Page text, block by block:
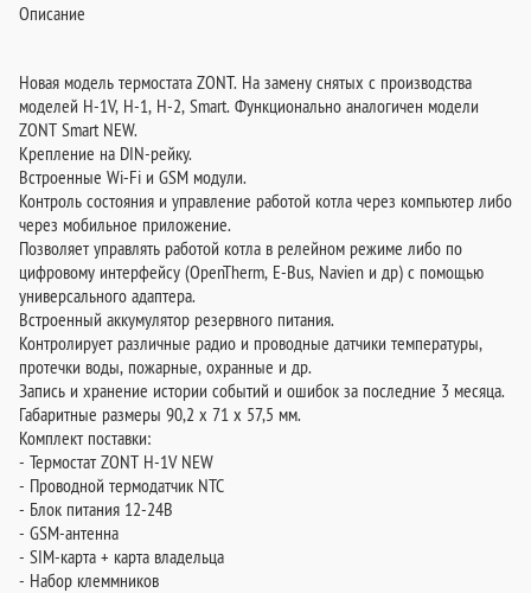
Описание
Новая модель термостата ZONT. На замену снятых с производства
моделей H-1V, H-1, H-2, Smart. Функционально аналогичен модели
ZONT Smart NEW.
Крепление на DIN-рейку.
Встроенные Wi-Fi и GSM модули.
Контроль состояния и управление работой котла через компьютер либо
через мобильное приложение.
Позволяет управлять работой котла в релейном режиме либо по
цифровому интерфейсу (OpenTherm, E-Bus, Navien и др) с помощью
универсального адаптера.
Встроенный аккумулятор резервного питания.
Контролирует различные радио и проводные датчики температуры,
протечки воды, пожарные, охранные и др.
Запись и хранение истории событий и ошибок за последние 3 месяца.
Габаритные размеры 90,2 х 71 х 57,5 мм.
Комплект поставки:
- Термостат ZONT H-1V NEW
- Проводной термодатчик NTC
- Блок питания 12-24В
- GSM-антенна
- SIM-карта + карта владельца
- Набор клеммников